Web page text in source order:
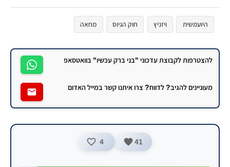
היועמשית ויזניץ חוק הגיוס מחאה
להצטרפות לקבוצת עדכוני "בני ברק עכשיו" בוואטסאפ
מעוניינים להגיב? לדווח? צרו איתנו קשר במייל האדום
41
4